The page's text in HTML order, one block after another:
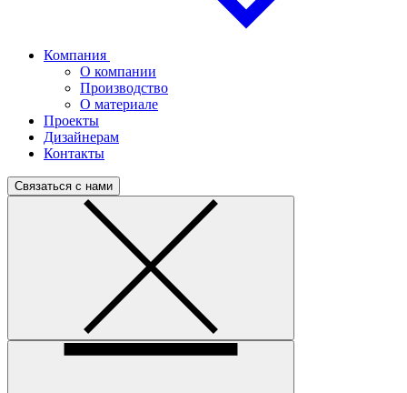
Компания
О компании
Производство
О материале
Проекты
Дизайнерам
Контакты
Связаться с нами